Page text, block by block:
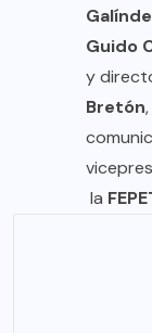
Guido
y
Bretón
la